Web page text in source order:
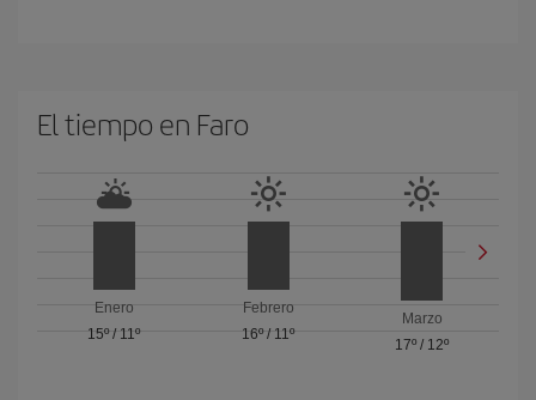
El tiempo en Faro
Enero
15º/ 11º
Febrero
16º/ 11º
Marzo
17º / 12º